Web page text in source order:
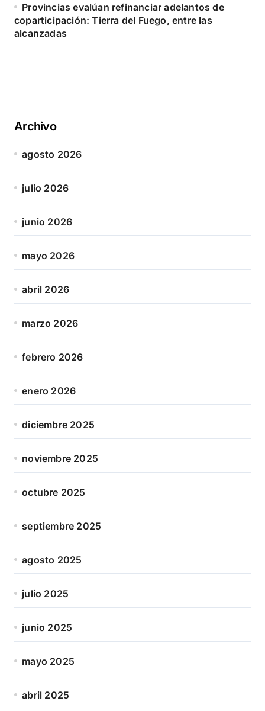
Provincias evalúan refinanciar adelantos de
coparticipación: Tierra del Fuego, entre las
alcanzadas
Archivo
agosto 2026
julio 2026
junio 2026
mayo 2026
abril 2026
marzo 2026
febrero 2026
enero 2026
diciembre 2025
noviembre 2025
octubre 2025
septiembre 2025
agosto 2025
julio 2025
junio 2025
mayo 2025
abril 2025